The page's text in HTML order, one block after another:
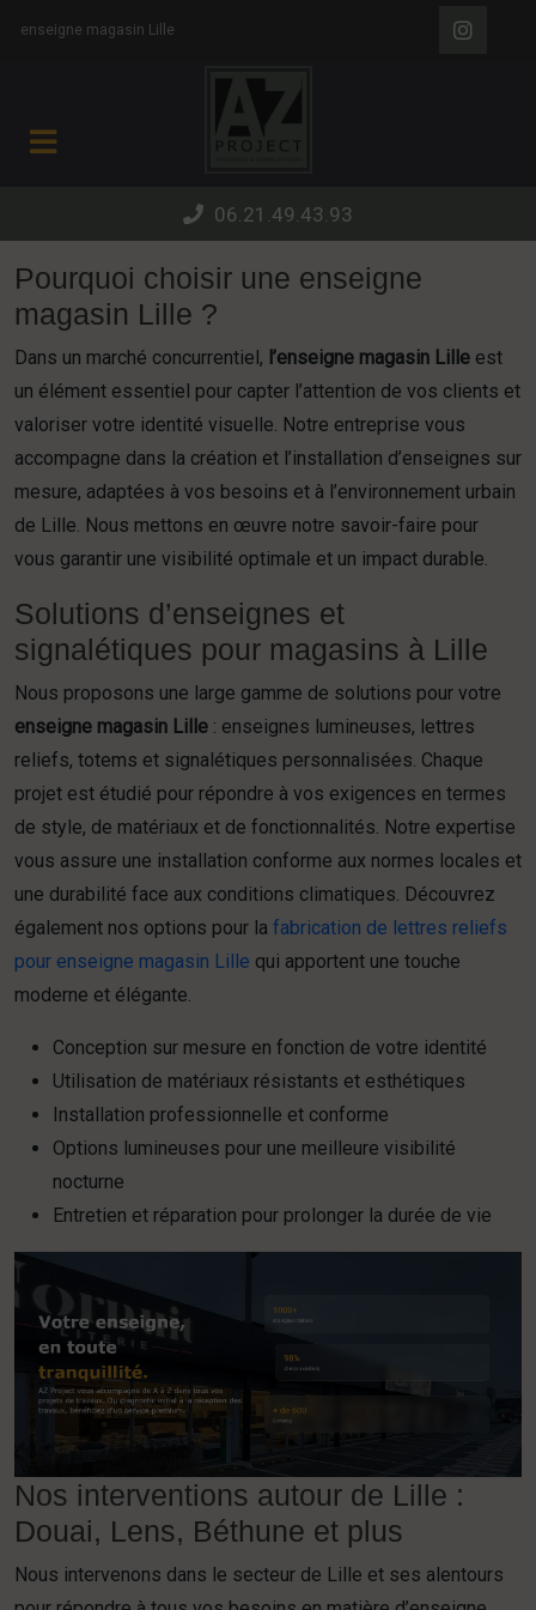
enseigne magasin Lille
06.21.49.43.93
Pourquoi choisir une enseigne
magasin Lille ?
Dans un marché concurrentiel, l’enseigne magasin Lille est
un élément essentiel pour capter l’attention de vos clients et
valoriser votre identité visuelle. Notre entreprise vous
accompagne dans la création et l’installation d’enseignes sur
mesure, adaptées à vos besoins et à l’environnement urbain
de Lille. Nous mettons en œuvre notre savoir-faire pour
vous garantir une visibilité optimale et un impact durable.
Solutions d’enseignes et
signalétiques pour magasins à Lille
Nous proposons une large gamme de solutions pour votre
enseigne magasin Lille : enseignes lumineuses, lettres
reliefs, totems et signalétiques personnalisées. Chaque
projet est étudié pour répondre à vos exigences en termes
de style, de matériaux et de fonctionnalités. Notre expertise
vous assure une installation conforme aux normes locales et
une durabilité face aux conditions climatiques. Découvrez
également nos options pour la fabrication de lettres reliefs
pour enseigne magasin Lille qui apportent une touche
moderne et élégante.
Conception sur mesure en fonction de votre identité
Utilisation de matériaux résistants et esthétiques
Installation professionnelle et conforme
Options lumineuses pour une meilleure visibilité
nocturne
Entretien et réparation pour prolonger la durée de vie
Nos interventions autour de Lille :
Douai, Lens, Béthune et plus
Nous intervenons dans le secteur de Lille et ses alentours